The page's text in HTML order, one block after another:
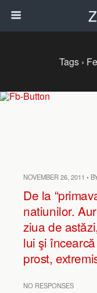
Tags ›
NOVEMBER 26, 2011 •
De la
natiunilor.
ziua de
lui şi
prost,
NO RESPONSES